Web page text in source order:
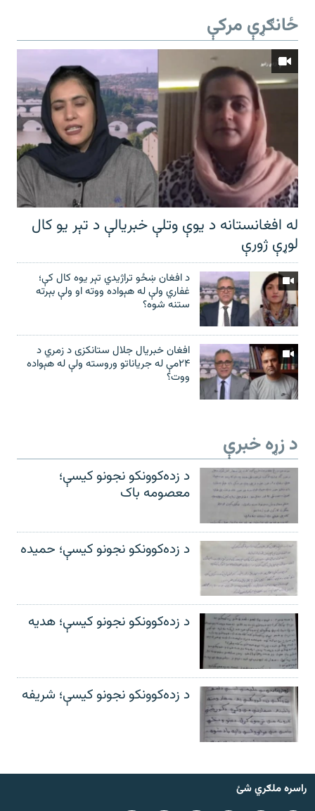
ځانګړې مرکې
له افغانستانه د یوې وتلې خبریالې د تېر يو کال
لوړې ژورې
د افغان ښځو تراژیدي تېر یوه کال کې؛
غفاري ولې له هېواده ووته او ولې بېرته
ستنه شوه؟
افغان خبریال جلال ستانکزی د زمري د
۲۴مې له جریاناتو وروسته ولې له هېواده
ووت؟
د زړه خبرې
د زده‌کوونکو نجونو کیسې؛
معصومه باک
د زده‌کوونکو نجونو کیسې؛ حمیده
د زده‌کوونکو نجونو کیسې؛ هدیه
د زده‌کوونکو نجونو کیسې؛ شریفه
راسره ملګري شئ